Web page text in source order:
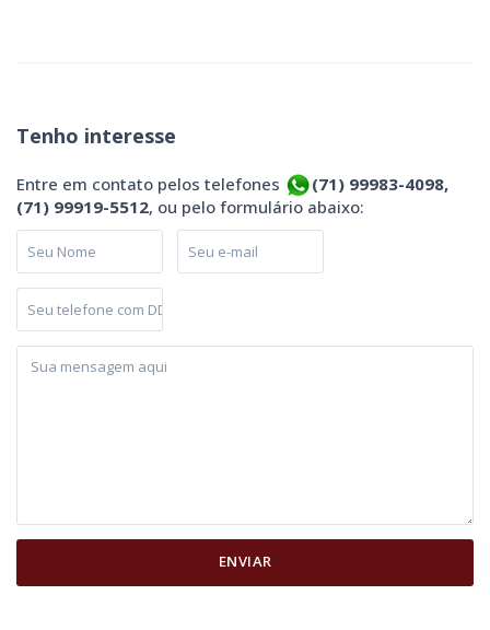
Tenho interesse
Entre em contato pelos telefones
(71) 99983-4098,
(71) 99919-5512, ou pelo formulário abaixo: